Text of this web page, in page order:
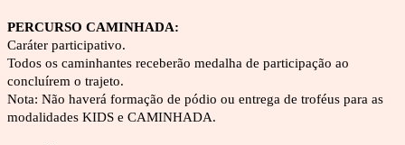
PERCURSO CAMINHADA:
Caráter participativo.
Todos os caminhantes receberão medalha de participação ao
concluírem o trajeto.
Nota: Não haverá formação de pódio ou entrega de troféus para as
modalidades KIDS e CAMINHADA.